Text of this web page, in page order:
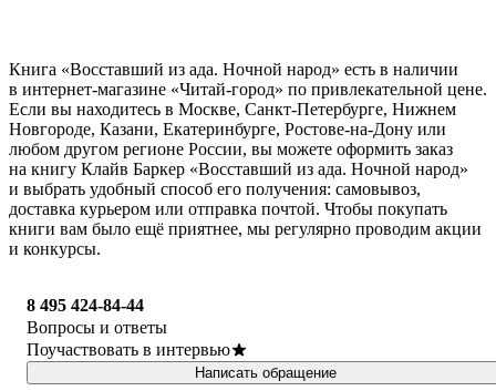
Книга «Восставший из ада. Ночной народ» есть в наличии
в интернет-магазине «Читай-город» по привлекательной цене.
Если вы находитесь в Москве, Санкт-Петербурге, Нижнем
Новгороде, Казани, Екатеринбурге, Ростове-на-Дону или
любом другом регионе России, вы можете оформить заказ
на книгу Клайв Баркер «Восставший из ада. Ночной народ»
и выбрать удобный способ его получения: самовывоз,
доставка курьером или отправка почтой. Чтобы покупать
книги вам было ещё приятнее, мы регулярно проводим акции
и конкурсы.
8 495 424-84-44
Вопросы и ответы
Поучаствовать в интервью
Написать обращение